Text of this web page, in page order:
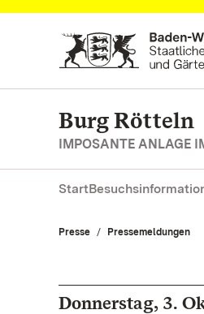
Zum Hauptinhalt springen
Burg Rötteln
IMPOSANTE ANLAGE
Start
Presse Pressemeldungen
Donnerstag, 3.